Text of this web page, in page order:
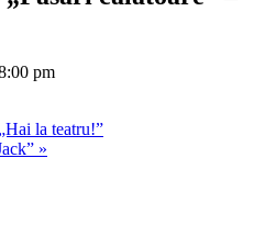
pm
la teatru!”
»